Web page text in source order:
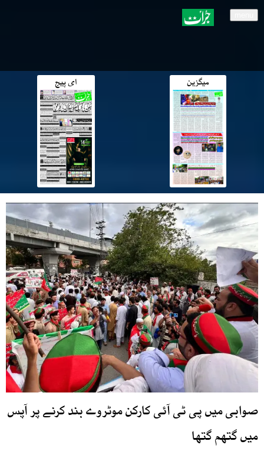
میگزین ای پیج
صوابی میں پی ٹی آئی کارکن موٹروے بند کرنے پر آپس
میں گتھم گتھا